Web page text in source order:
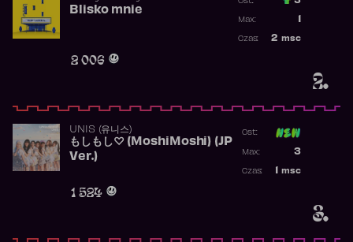
2.
Blisko mnie
2 006
Max:
2 msc
Czas:
3.
UNIS (유니스)
もしもし♡ (MoshiMoshi) (JP
Ver.)
1 524
Ost:
3
Max:
msc
Czas: